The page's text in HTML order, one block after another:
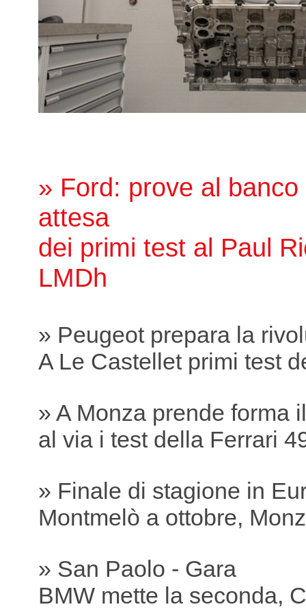
» Ford: prove al
attesa
dei primi test al Paul
LMDh
» Peugeot prepara la
A Le Castellet primi test
» A Monza prende forma
al via i test della Ferrari
» Finale di stagione in
Montmelò a ottobre,
» San Paolo - Gara
BMW mette la seconda,